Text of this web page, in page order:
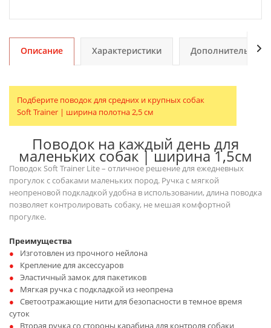
Описание Характеристики Дополнительно
Подберите поводок для средних и крупных собак
Soft Trainer | ширина полотна 2,5 см
Поводок на каждый день для
маленьких собак | ширина 1,5см
Поводок Soft Trainer Lite – отличное решение для ежедневных
прогулок c собаками маленьких пород. Ручка с мягкой
неопреновой подкладкой удобна в использовании, длина поводка
позволяет контролировать собаку, не мешая комфортной
прогулке.
Преимущества
Изготовлен из прочного нейлона
Крепление для аксессуаров
Эластичный замок для пакетиков
Мягкая ручка с подкладкой из неопрена
Светоотражающие нити для безопасности в темное время
суток
Вторая ручка со стороны карабина для контроля собаки